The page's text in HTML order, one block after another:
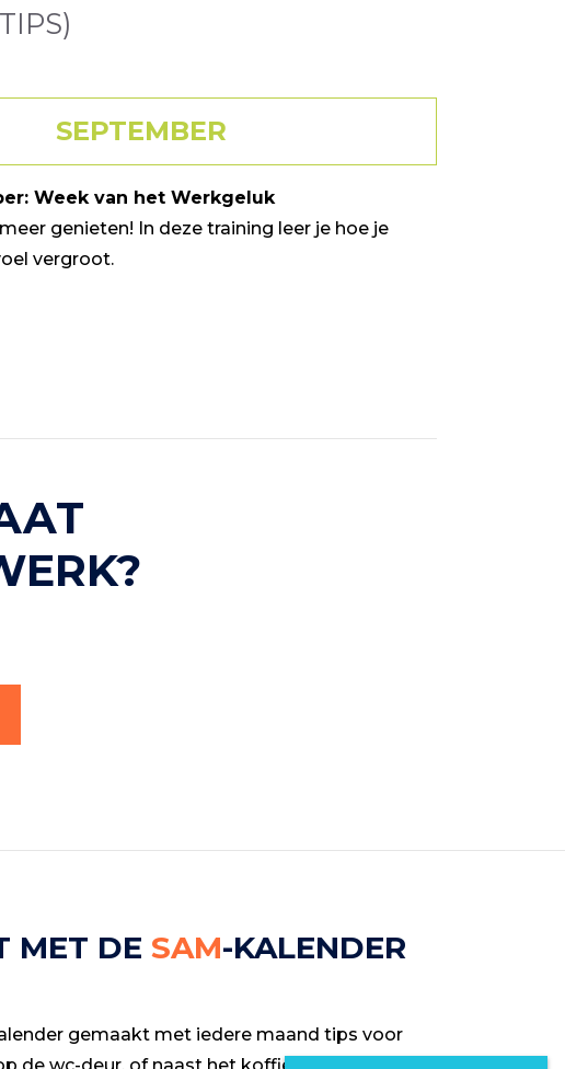
SEPTEMBER
Week van het Werkgeluk
genieten! In deze training leer je hoe je
vergroot.
MET DE SAM-KALENDER
gemaakt met iedere maand tips voor